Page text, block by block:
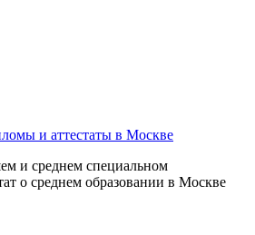
и аттестаты в Москве
и среднем специальном
о среднем образовании в Москве